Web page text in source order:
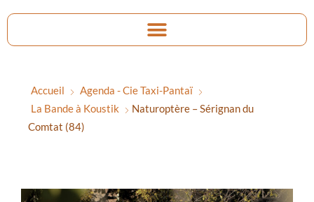
Accueil
Agenda - Cie Taxi-Pantaï
La Bande à Koustik
Naturoptère – Sérignan du
Comtat (84)